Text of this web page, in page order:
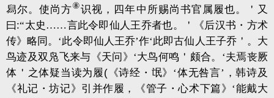
舄尔。使尚方⑧识视，四年中所赐尚书官属履也。＇又
曰 :“太史……言此令即仙人王乔者也。＇《后汉书・方术
传》略同。‘此令即仙人王乔’作‘此即古仙人王子乔＇。大
鸟迹及双凫飞来与《天问》‘大鸟何鸣＇颇合。‘夫焉丧厥
体＇之体疑当读为履(《诗经・氓》‘体无咎言’，韩诗及
《礼记・坊记》引并作履，《管子・心术下篇》‘能戴大